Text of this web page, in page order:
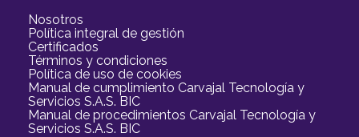
Nosotros
Política integral de gestión
Certificados
Términos y condiciones
Política de uso de cookies
Manual de cumplimiento Carvajal Tecnología y
Servicios S.A.S. BIC
Manual de procedimientos Carvajal Tecnología y
Servicios S.A.S. BIC